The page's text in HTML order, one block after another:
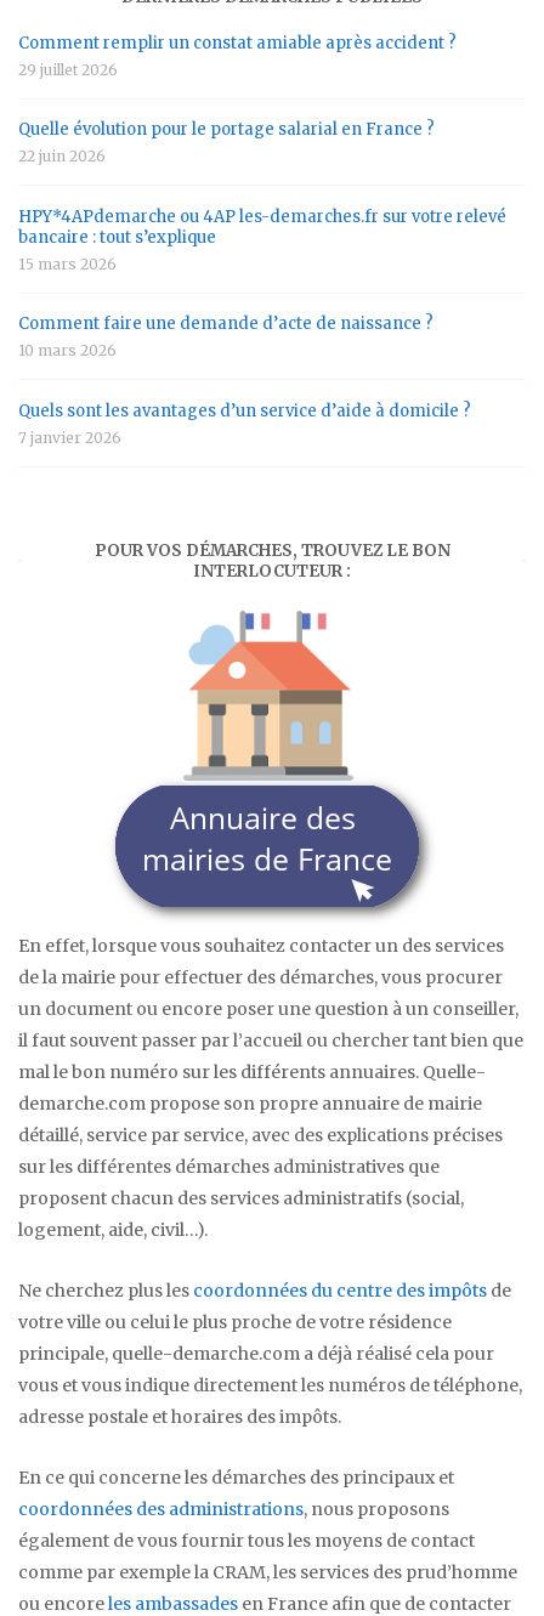
Comment remplir un constat amiable après accident ?
29 juillet 2026
Quelle évolution pour le portage salarial en France ?
22 juin 2026
HPY*4APdemarche ou 4AP les-demarches.fr sur votre relevé
bancaire : tout s’explique
15 mars 2026
Comment faire une demande d’acte de naissance ?
10 mars 2026
Quels sont les avantages d’un service d’aide à domicile ?
7 janvier 2026
POUR VOS DÉMARCHES, TROUVEZ LE BON
INTERLOCUTEUR :
En effet, lorsque vous souhaitez contacter un des services
de la mairie pour effectuer des démarches, vous procurer
un document ou encore poser une question à un conseiller,
il faut souvent passer par l’accueil ou chercher tant bien que
mal le bon numéro sur les différents annuaires. Quelle-
demarche.com propose son propre annuaire de mairie
détaillé, service par service, avec des explications précises
sur les différentes démarches administratives que
proposent chacun des services administratifs (social,
logement, aide, civil…).
Ne cherchez plus les coordonnées du centre des impôts de
votre ville ou celui le plus proche de votre résidence
principale, quelle-demarche.com a déjà réalisé cela pour
vous et vous indique directement les numéros de téléphone,
adresse postale et horaires des impôts.
En ce qui concerne les démarches des principaux et
coordonnées des administrations, nous proposons
également de vous fournir tous les moyens de contact
comme par exemple la CRAM, les services des prud’homme
ou encoreles ambassades en France afin que de contacter